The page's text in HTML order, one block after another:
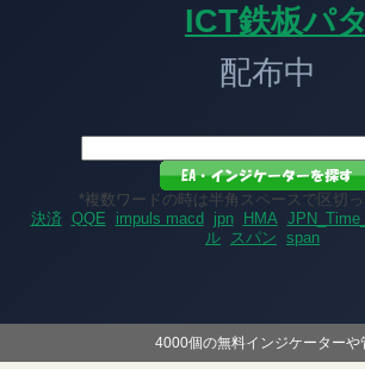
ICT鉄板パ
配布中
*複数ワードの時は半角スペースで区切っ
決済 QQE impuls macd jpn HMA
ル
スパン span
4000個の無料インジケーター